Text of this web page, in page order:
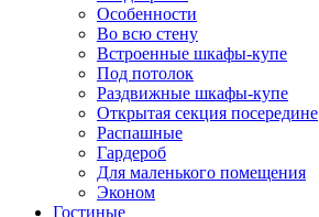
Особенности
Во всю стену
Встроенные шкафы-купе
Под потолок
Раздвижные шкафы-купе
Открытая секция посередине
Распашные
Гардероб
Для маленького помещения
Эконом
Гостиные